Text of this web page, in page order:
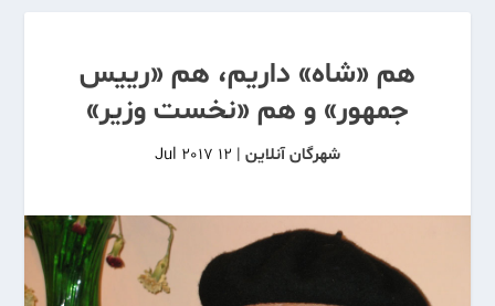
هم «شاه» داریم، هم «رییس
جمهور» و هم «نخست وزیر»
شهرگان آنلاین |
12 Jul 2017